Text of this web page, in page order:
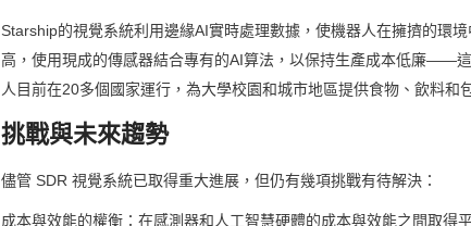
Starship的視覺系統利用邊緣AI實時處理數據，使機器人在擁擠的環
高，使用現成的傳感器結合專有的AI算法，以保持生產成本低廉——
人目前在20多個國家運行，為大學校園和城市地區提供食物、飲料和
挑戰與未來趨勢
儘管 SDR 視覺系統已取得重大進展，但仍有幾項挑戰有待解決：
成本與效能的權衡：在感測器和人工智慧硬體的成本與效能之間取得